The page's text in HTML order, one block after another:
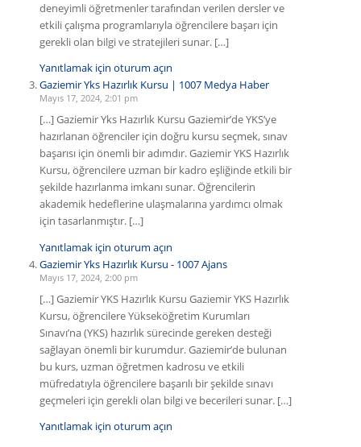
deneyimli öğretmenler tarafından verilen dersler ve
etkili çalışma programlarıyla öğrencilere başarı için
gerekli olan bilgi ve stratejileri sunar. […]
Yanıtlamak için oturum açın
Gaziemir Yks Hazırlık Kursu | 1007 Medya Haber
Mayıs 17, 2024, 2:01 pm
[…] Gaziemir Yks Hazırlık Kursu Gaziemir’de YKS’ye
hazırlanan öğrenciler için doğru kursu seçmek, sınav
başarısı için önemli bir adımdır. Gaziemir YKS Hazırlık
Kursu, öğrencilere uzman bir kadro eşliğinde etkili bir
şekilde hazırlanma imkanı sunar. Öğrencilerin
akademik hedeflerine ulaşmalarına yardımcı olmak
için tasarlanmıştır. […]
Yanıtlamak için oturum açın
Gaziemir Yks Hazırlık Kursu - 1007 Ajans
Mayıs 17, 2024, 2:00 pm
[…] Gaziemir YKS Hazırlık Kursu Gaziemir YKS Hazırlık
Kursu, öğrencilere Yükseköğretim Kurumları
Sınavı’na (YKS) hazırlık sürecinde gereken desteği
sağlayan önemli bir kurumdur. Gaziemir’de bulunan
bu kurs, uzman öğretmen kadrosu ve etkili
müfredatıyla öğrencilere başarılı bir şekilde sınavı
geçmeleri için gerekli olan bilgi ve becerileri sunar. […]
Yanıtlamak için oturum açın